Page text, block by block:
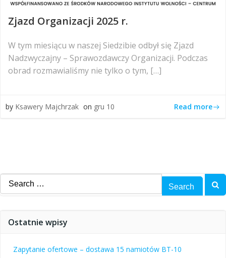
Zjazd Organizacji 2025 r.
W tym miesiącu w naszej Siedzibie odbył się Zjazd
Nadzwyczajny – Sprawozdawczy Organizacji. Podczas
obrad rozmawialiśmy nie tylko o tym, […]
by Ksawery Majchrzak on gru 10 Read more
Search
for:
Ostatnie wpisy
Zapytanie ofertowe – dostawa 15 namiotów BT-10